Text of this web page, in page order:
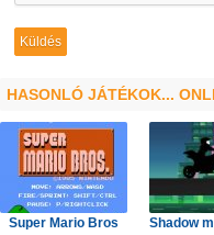
HASONLÓ JÁTÉKOK...
Super Mario Bros